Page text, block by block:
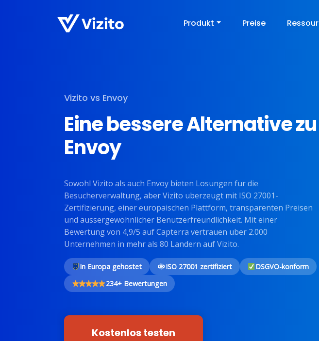
Produkt Preise
Vizito vs Envoy
Eine bessere Alternative zu
Envoy
Sowohl Vizito als auch Envoy bieten Losungen fur die
Besucherverwaltung, aber Vizito uberzeugt mit ISO 27001-
Zertifizierung, einer europaischen Plattform, transparenten Preisen
und aussergewohnlicher Benutzerfreundlichkeit. Mit einer
Bewertung von 4,9/5 auf Capterra vertrauen uber 2.000
Unternehmen in mehr als 80 Landern auf Vizito.
In Europa gehostet ISO 27001 zertifiziert
DSGVO-konform
234+ Bewertungen
Kostenlos testen